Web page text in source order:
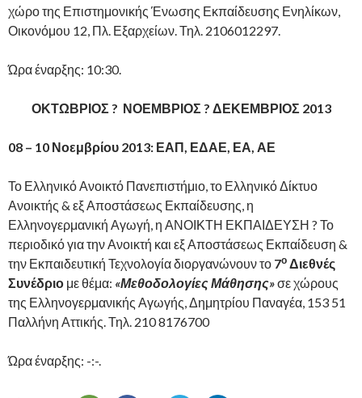
χώρο της Επιστημονικής Ένωσης Εκπαίδευσης Ενηλίκων,
Οικονόμου 12, Πλ. Εξαρχείων. Τηλ. 2106012297.
Ώρα έναρξης: 10:30.
ΟΚΤΩΒΡΙΟΣ ? ΝΟΕΜΒΡΙΟΣ ? ΔΕΚΕΜΒΡΙΟΣ 2013
08 – 10 Νοεμβρίου 2013: ΕΑΠ, ΕΔΑΕ, ΕΑ, ΑΕ
Το Ελληνικό Ανοικτό Πανεπιστήμιο, το Ελληνικό Δίκτυο
Ανοικτής & εξ Αποστάσεως Εκπαίδευσης, η
Ελληνογερμανική Αγωγή, η ΑΝΟΙΚΤΗ ΕΚΠΑΙΔΕΥΣΗ ? Το
περιοδικό για την Ανοικτή και εξ Αποστάσεως Εκπαίδευση &
την Εκπαιδευτική Τεχνολογία διοργανώνουντο 7ο Διεθνές
Συνέδριο με θέμα: «Μεθοδολογίες Μάθησης»σε χώρους
της Ελληνογερμανικής Αγωγής, Δημητρίου Παναγέα, 153 51
Παλλήνη Αττικής. Τηλ. 210 8176700
Ώρα έναρξης: -:-.